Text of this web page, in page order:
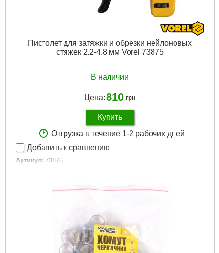
Пистолет для затяжки и обрезки нейлоновых
стяжек 2.2-4.8 мм Vorel 73875
В наличии
Цена:810 грн
Купить
Отгрузка в течение 1-2 рабочих дней
Добавить к сравнению
Артикул: 73875
Код товара: 21.79.41
Вес брутто (кг): 0.3880
Количество шт. в комплекте:
Материал стержня: сталь покрыта пластиком
полипропилен, углеродистая сталь